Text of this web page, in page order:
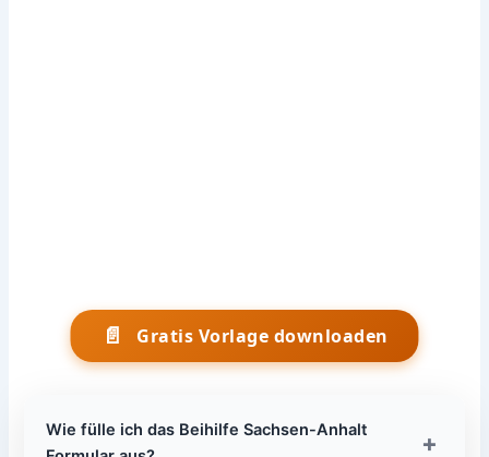
📄 Gratis Vorlage downloaden
Wie fülle ich das Beihilfe Sachsen-Anhalt
+